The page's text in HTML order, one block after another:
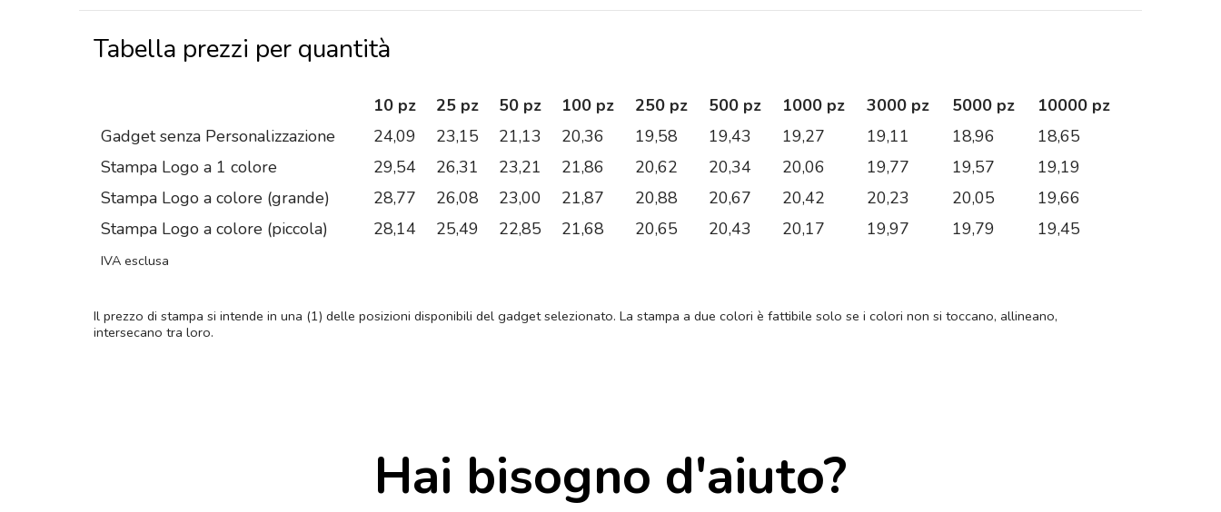
Tabella prezzi per quantità
10 pz 25 pz 50 pz 100 pz 250 pz 500 pz 1000 pz 3000 pz 5000 pz
10000 pz
Gadget senza Personalizzazione
24,09 23,15 21,13 20,36 19,58 19,43 19,27 19,11 18,96
18,65
Stampa Logo a 1 colore
29,54 26,31 23,21 21,86 20,62 20,34 20,06 19,77 19,57
19,19
Stampa Logo a colore (grande)
28,77 26,08 23,00 21,87 20,88 20,67 20,42 20,23 20,05
19,66
Stampa Logo a colore (piccola)
28,14 25,49 22,85 21,68 20,65 20,43 20,17 19,97 19,79 19,45
IVA esclusa
Il prezzo di stampa si intende in una (1) delle posizioni disponibili del gadget selezionato. La stampa a due colori è fattibile solo se i colori non si toccano, allineano,
intersecano tra loro.
Hai bisogno d'aiuto?